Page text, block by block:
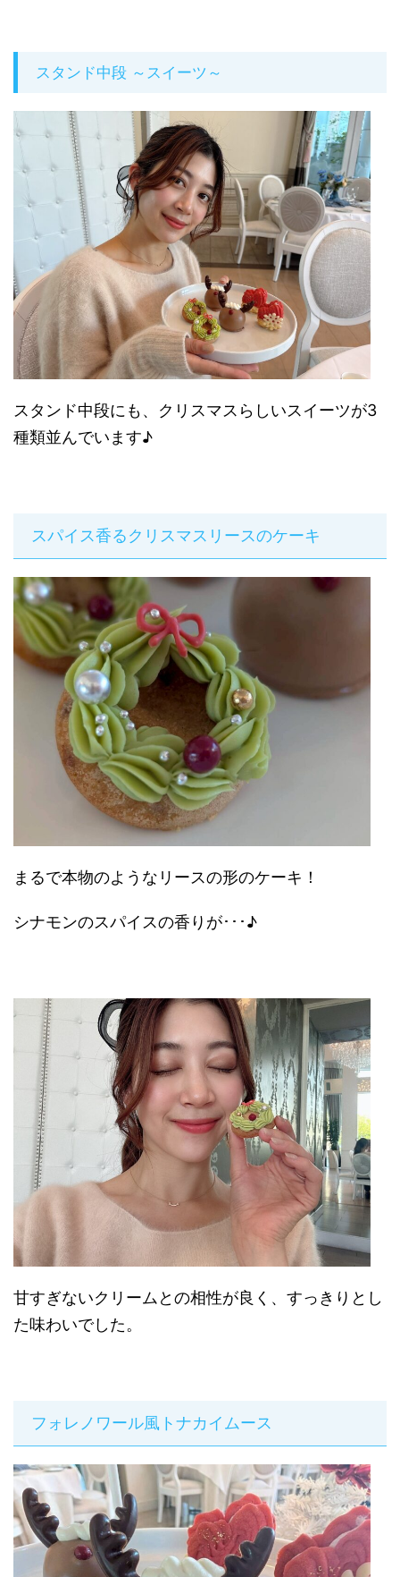
スタンド中段 ～スイーツ～
スタンド中段にも、クリスマスらしいスイーツが3
種類並んでいます♪
スパイス香るクリスマスリースのケーキ
まるで本物のようなリースの形のケーキ！
シナモンのスパイスの香りが･･･♪
甘すぎないクリームとの相性が良く、すっきりとし
た味わいでした。
フォレノワール風トナカイムース